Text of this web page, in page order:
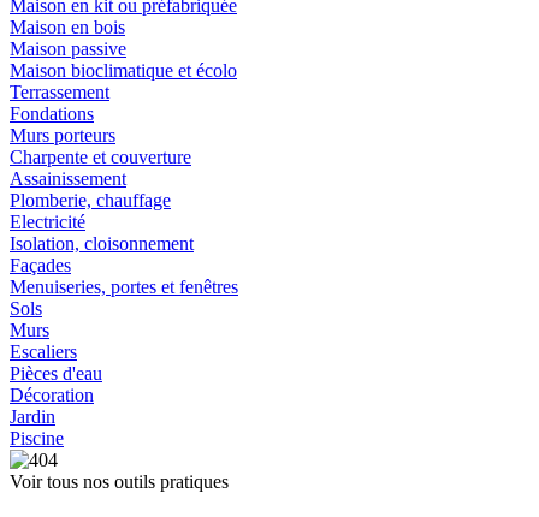
Maison en kit ou préfabriquée
Maison en bois
Maison passive
Maison bioclimatique et écolo
Terrassement
Fondations
Murs porteurs
Charpente et couverture
Assainissement
Plomberie, chauffage
Electricité
Isolation, cloisonnement
Façades
Menuiseries, portes et fenêtres
Sols
Murs
Escaliers
Pièces d'eau
Décoration
Jardin
Piscine
Voir tous nos outils pratiques